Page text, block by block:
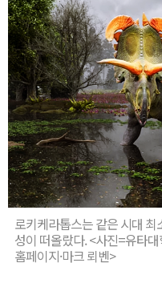
로키케라톱스는 같은 시대
성이 떠올랐다. <사진=유타
홈페이지·마크 뢰벤>